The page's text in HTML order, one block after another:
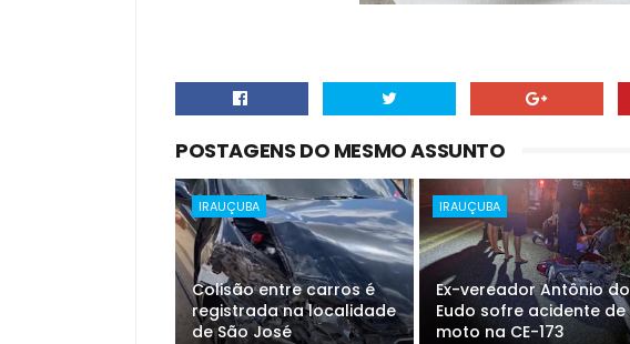
POSTAGENS DO MESMO ASSUNTO
IRAUÇUBA
Colisão entre carros é
registrada na localidade
de São José
IRAUÇUBA
Ex-vereador Antônio do
Eudo sofre acidente de
moto na CE-173